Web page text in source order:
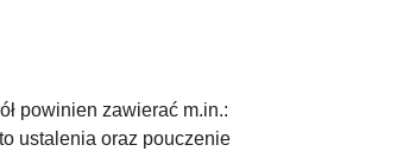
powinien zawierać m.in.:
ustalenia oraz pouczenie